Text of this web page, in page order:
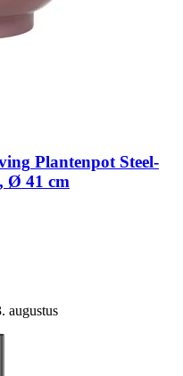
Plantenpot Steel-​
Ø 41 cm
augustus